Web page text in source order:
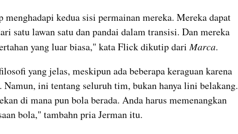
menghadapi kedua sisi permainan mereka. Mereka dapat
satu lawan satu dan pandai dalam transisi. Dan mereka
yang luar biasa," kata Flick dikutip dari Marca.
yang jelas, meskipun ada beberapa keraguan karena
Namun, ini tentang seluruh tim, bukan hanya lini belakang.
di mana pun bola berada. Anda harus memenangkan
bola," tambahn pria Jerman itu.